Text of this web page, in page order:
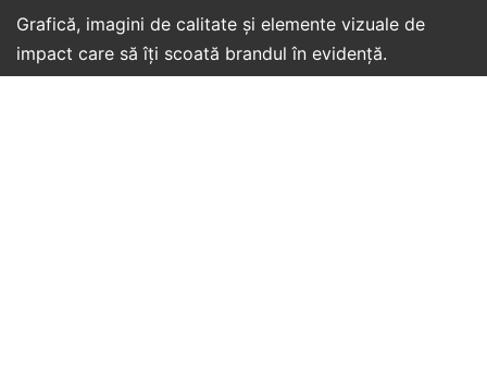
Grafică, imagini de calitate și elemente vizuale de
impact care să îți scoată brandul în evidență.